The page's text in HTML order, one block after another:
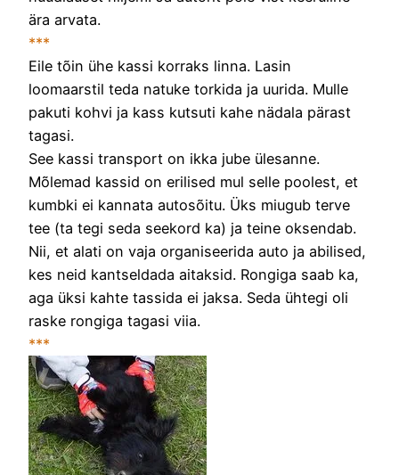
ära arvata.
***
Eile tõin ühe kassi korraks linna. Lasin
loomaarstil teda natuke torkida ja uurida. Mulle
pakuti kohvi ja kass kutsuti kahe nädala pärast
tagasi.
See kassi transport on ikka jube ülesanne.
Mõlemad kassid on erilised mul selle poolest, et
kumbki ei kannata autosõitu. Üks miugub terve
tee (ta tegi seda seekord ka) ja teine oksendab.
Nii, et alati on vaja organiseerida auto ja abilised,
kes neid kantseldada aitaksid. Rongiga saab ka,
aga üksi kahte tassida ei jaksa. Seda ühtegi oli
raske rongiga tagasi viia.
***